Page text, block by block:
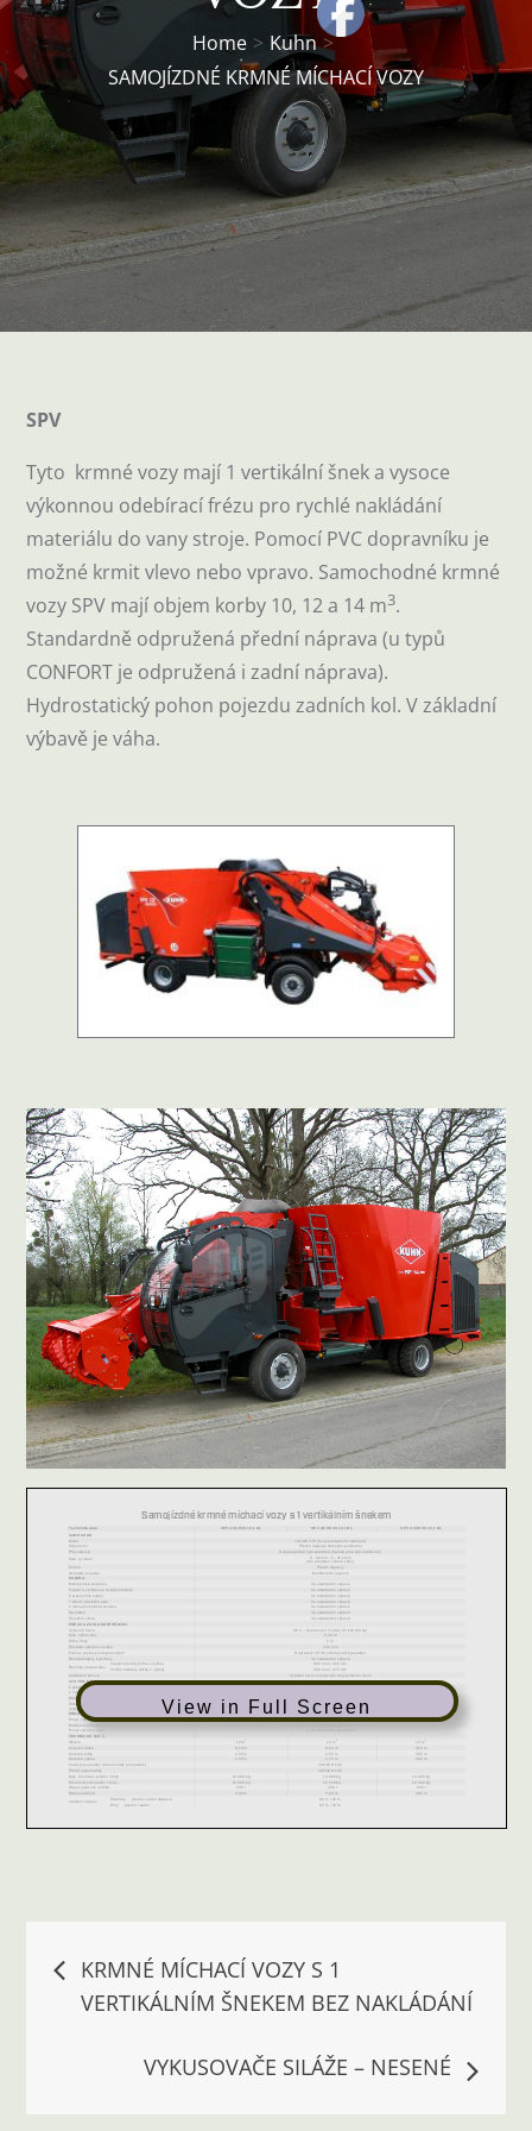
Home
Kuhn
SAMOJÍZDNÉ KRMNÉ MÍCHACÍ VOZY
SPV
Tyto krmné vozy mají 1 vertikální šnek a vysoce
výkonnou odebírací frézu pro rychlé nakládání
materiálu do vany stroje. Pomocí PVC dopravníku je
možné krmit vlevo nebo vpravo. Samochodné krmné
vozy SPV mají objem korby 10, 12 a 14 m3.
Standardně odpružená přední náprava (u typů
CONFORT je odpružená i zadní náprava).
Hydrostatický pohon pojezdu zadních kol. V základní
výbavě je váha.
View in Full Screen
Navigace
pro
příspěvek
KRMNÉ MÍCHACÍ VOZY S 1
VERTIKÁLNÍM ŠNEKEM BEZ NAKLÁDÁNÍ
VYKUSOVAČE SILÁŽE – NESENÉ